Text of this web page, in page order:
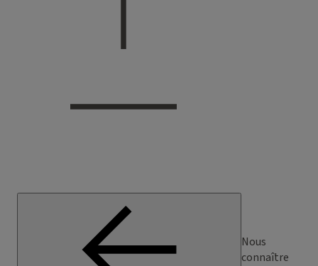
Nous
connaître